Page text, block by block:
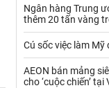
Palladium
Rau - Củ -Quả
Sữa
Ngân hàng Trung
thêm 20 tấn vàng
Cú sốc việc làm Mỹ
AEON bán mảng
cho ‘cuộc chiến’ tại